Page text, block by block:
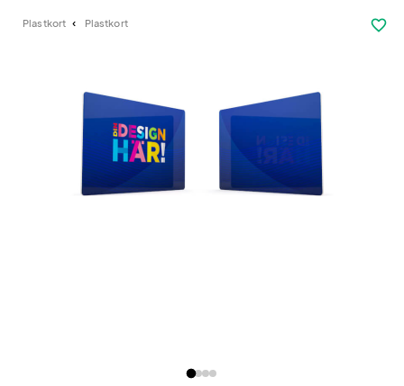
Plastkort Plastkort favorite_border